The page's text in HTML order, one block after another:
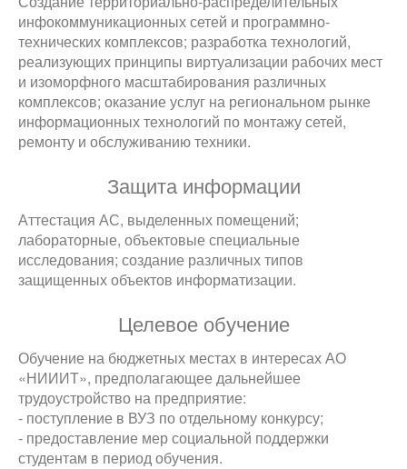
инфокоммуникационных сетей и программно-
технических комплексов; разработка технологий,
реализующих принципы виртуализации рабочих мест
и изоморфного масштабирования различных
комплексов; оказание услуг на региональном рынке
информационных технологий по монтажу сетей,
ремонту и обслуживанию техники.
Защита информации
Аттестация АС, выделенных помещений;
лабораторные, объектовые специальные
исследования; создание различных типов
защищенных объектов информатизации.
Целевое обучение
Обучение на бюджетных местах в интересах АО
«НИИИТ», предполагающее дальнейшее
трудоустройство на предприятие:
- поступление в ВУЗ по отдельному конкурсу;
- предоставление мер социальной поддержки
студентам в период обучения.